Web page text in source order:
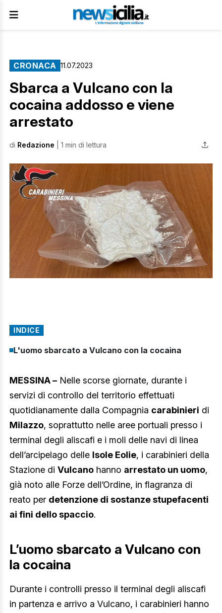
CRONACA 11.07.2023
Sbarca a Vulcano con la
cocaina addosso e viene
arrestato
di Redazione | 1 min di lettura
INDICE
L'uomo sbarcato a Vulcano con la cocaina
MESSINA – Nelle scorse giornate, durante i
servizi di controllo del territorio effettuati
quotidianamente dalla Compagnia carabinieri di
Milazzo, soprattutto nelle aree portuali presso i
terminal degli aliscafi e i moli delle navi di linea
dell’arcipelago delle Isole Eolie, i carabinieri della
Stazione di Vulcano hanno arrestato un uomo,
già noto alle Forze dell’Ordine, in flagranza di
reato per detenzione di sostanze stupefacenti
ai fini dello spaccio.
L’uomo sbarcato a Vulcano con
la cocaina
Durante i controlli presso il terminal degli aliscafi
in partenza e arrivo a Vulcano, i carabinieri hanno